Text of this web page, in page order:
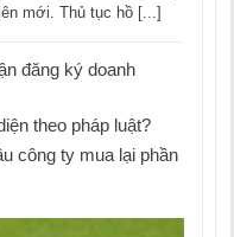
mới. Thủ tục hồ [...]
đăng ký doanh
theo pháp luật?
công ty mua lại phần